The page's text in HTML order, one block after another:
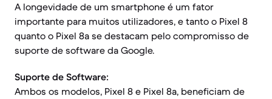
A longevidade de um smartphone é um fator
importante para muitos utilizadores, e tanto o Pixel 8
quanto o Pixel 8a se destacam pelo compromisso de
suporte de software da Google.
Suporte de Software:
Ambos os modelos, Pixel 8 e Pixel 8a, beneficiam de